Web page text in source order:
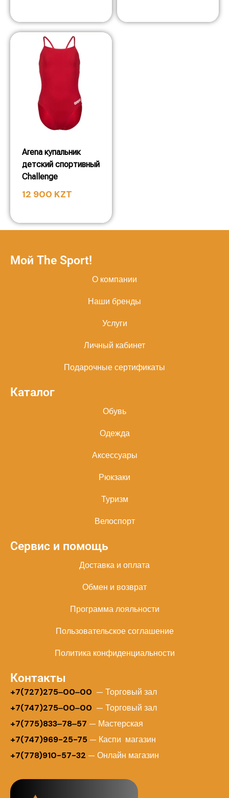
Arena купальник
детский спортивный
Challenge
12 900 KZT
Мой The Sport!
О компании
Наши бренды
Услуги
Личный кабинет
Подарочные сертификаты
Каталог
Обувь
Одежда
Аксессуары
Рюкзаки
Туризм
Велоспорт
Сервис и помощь
Доставка и оплата
Обмен и возврат
Программа лояльности
Пользовательское соглашение
Политика конфиденциальности
Контакты
+7(727)275‒00‒00 — Торговый зал
+7(747)275‒00‒00 — Торговый зал
+7(775)833‒78‒57 — Мастерская
+7(747)969-25-75 — Каспи магазин
+7(778)910-57-32 — Онлайн магазин